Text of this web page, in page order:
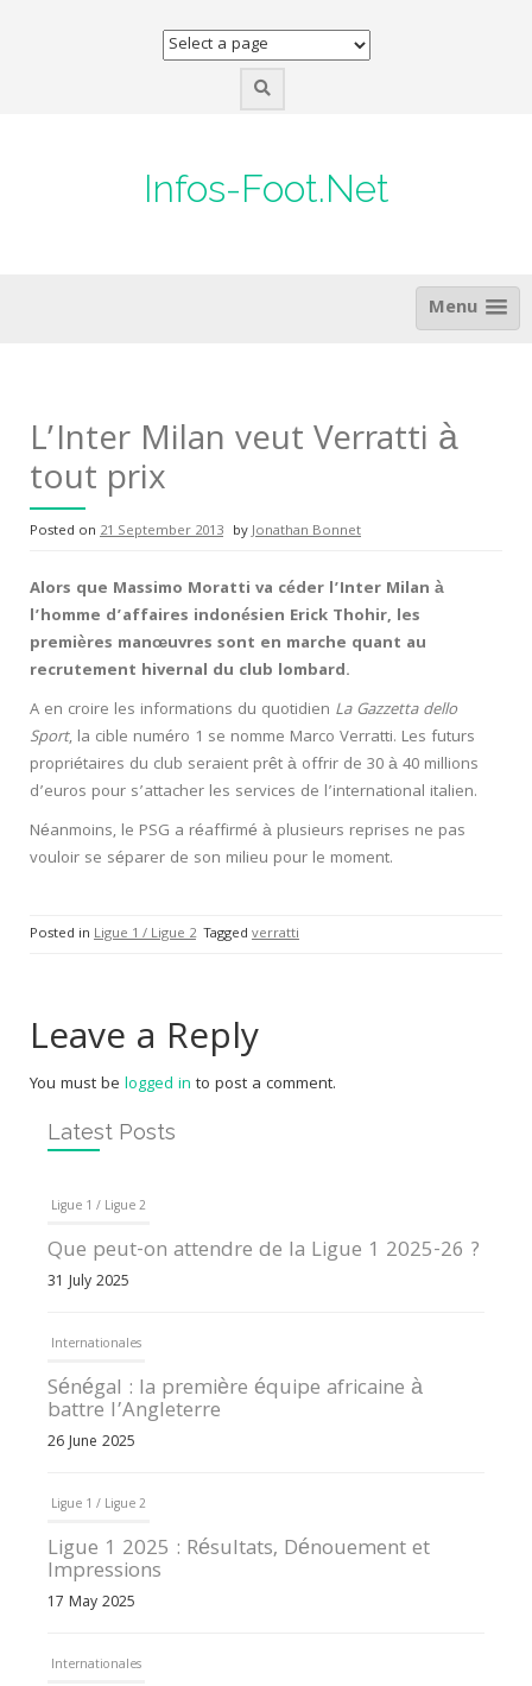
Infos-Foot.Net
Menu
L’Inter Milan veut Verratti à
tout prix
Posted on 21 September 2013 byJonathan Bonnet
Alors que Massimo Moratti va céder l’Inter Milan à
l’homme d’affaires indonésien Erick Thohir, les
premières manœuvres sont en marche quant au
recrutement hivernal du club lombard.
A en croire les informations du quotidien La Gazzetta dello
Sport, la cible numéro 1 se nomme Marco Verratti. Les futurs
propriétaires du club seraient prêt à offrir de 30 à 40 millions
d’euros pour s’attacher les services de l’international italien.
Néanmoins, le PSG a réaffirmé à plusieurs reprises ne pas
vouloir se séparer de son milieu pour le moment.
Posted in Ligue 1 / Ligue 2 Tagged verratti
Leave a Reply
You must be logged in to post a comment.
Latest Posts
Ligue 1 / Ligue 2
Que peut-on attendre de la Ligue 1 2025-26 ?
31 July 2025
Internationales
Sénégal : la première équipe africaine à
battre l’Angleterre
26 June 2025
Ligue 1 / Ligue 2
Ligue 1 2025 : Résultats, Dénouement et
Impressions
17 May 2025
Internationales